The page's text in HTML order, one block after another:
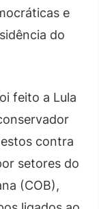
e
do
feito a Lula
contra
setores do
(COB),